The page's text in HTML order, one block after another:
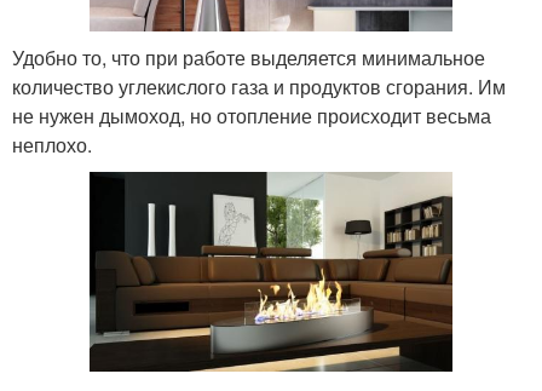
Удобно то, что при работе выделяется минимальное
количество углекислого газа и продуктов сгорания. Им
не нужен дымоход, но отопление происходит весьма
неплохо.